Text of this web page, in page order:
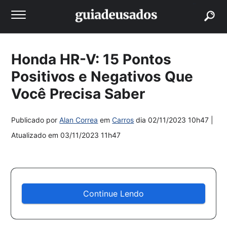
Honda HR-V: 15 Pontos
Positivos e Negativos Que
Você Precisa Saber
Publicado porAlan Correa emCarros dia02/11/2023 10h47
Atualizado em03/11/2023 11h47
Continue Lendo